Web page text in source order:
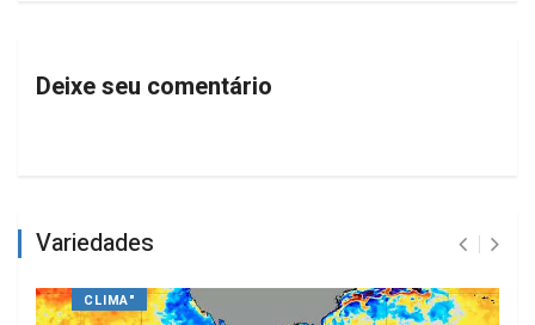
Deixe seu comentário
Variedades
CLIMA"